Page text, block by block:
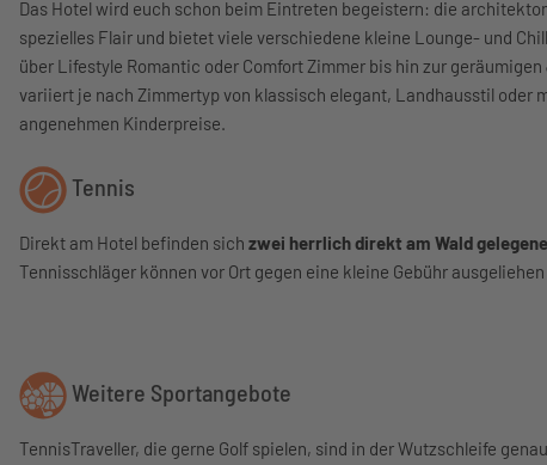
Das Hotel wird euch schon beim Eintreten begeistern: die
spezielles Flair und bietet viele verschiedene kleine Lounge- und
über Lifestyle Romantic oder Comfort Zimmer bis hin zur
variiert je nach Zimmertyp von klassisch elegant, Landhausstil oder
angenehmen Kinderpreise.
Tennis
Direkt am Hotel befinden sich zwei herrlich direkt am Wald
Tennisschläger können vor Ort gegen eine kleine Gebühr
Weitere Sportangebote
TennisTraveller, die gerne Golf spielen, sind in der Wutzschleife